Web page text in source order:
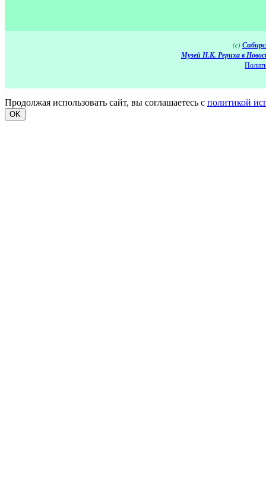
(c)
Музей Н.К. Рериха в
Продолжая использовать сайт, вы соглашаетесь с политикой
OK